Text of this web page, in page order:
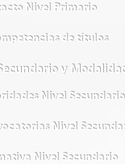
Nivel Primario
de títulos
y
Nivel Secundario
Nivel
Nivel Secundario